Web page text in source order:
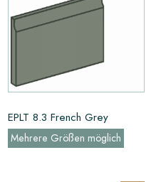
EPLT 8.3 French Grey
Mehrere Größen möglich